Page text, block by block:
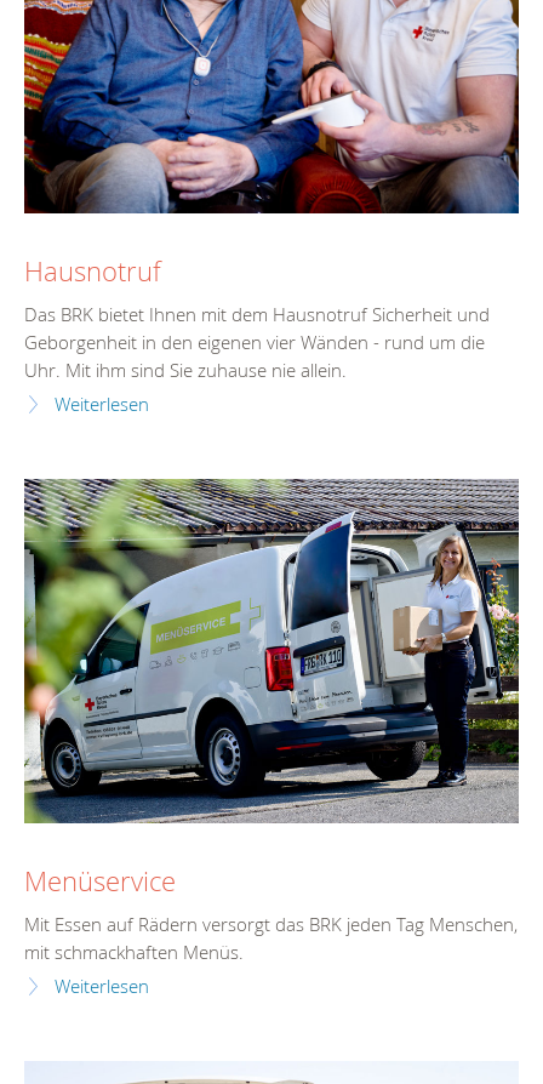
Hausnotruf
Das BRK bietet Ihnen mit dem Hausnotruf Sicherheit und
Geborgenheit in den eigenen vier Wänden - rund um die
Uhr. Mit ihm sind Sie zuhause nie allein.
Weiterlesen
Menüservice
Mit Essen auf Rädern versorgt das BRK jeden Tag Menschen,
mit schmackhaften Menüs.
Weiterlesen